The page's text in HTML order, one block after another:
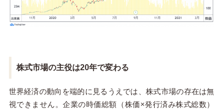
株式市場の主役は20年で変わる
世界経済の動向を端的に見るうえでは、株式市場の存在は無
視できません。企業の時価総額（株価×発行済み株式総数）